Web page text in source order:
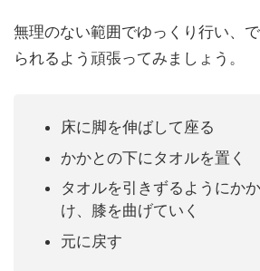
無理のない範囲でゆっくり行い、
られるよう頑張ってみましょう。
床に脚を伸ばして座る
かかとの下にタオルを置く
タオルを引きずるようにか
け、膝を曲げていく
元に戻す